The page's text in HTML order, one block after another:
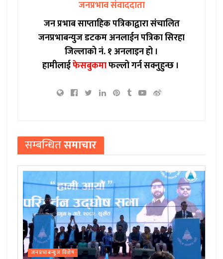
जनप्रभाव संवाददाता
जन प्रभाब साप्ताहिक पत्रिकाद्वारा संचालित
जनप्रभाबन्युज डटकम अनलाईन पत्रिका सिरहा
जिल्लाको नं. १ अनलाइन हो ।
हामीलाईफेसबुकमाफल्लो गर्न सक्नुहुन्छ ।
सम्बन्धितसमाचार
जनप्रभाबन्युज विशेष